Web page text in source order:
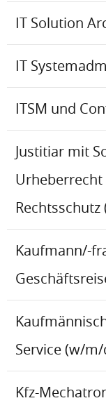
IT Solution
IT
ITSM und
Justitiar mit
Kaufmann/-
Service (w/
Kfz-